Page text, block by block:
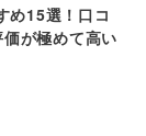
め15選！口コ
が極めて高い